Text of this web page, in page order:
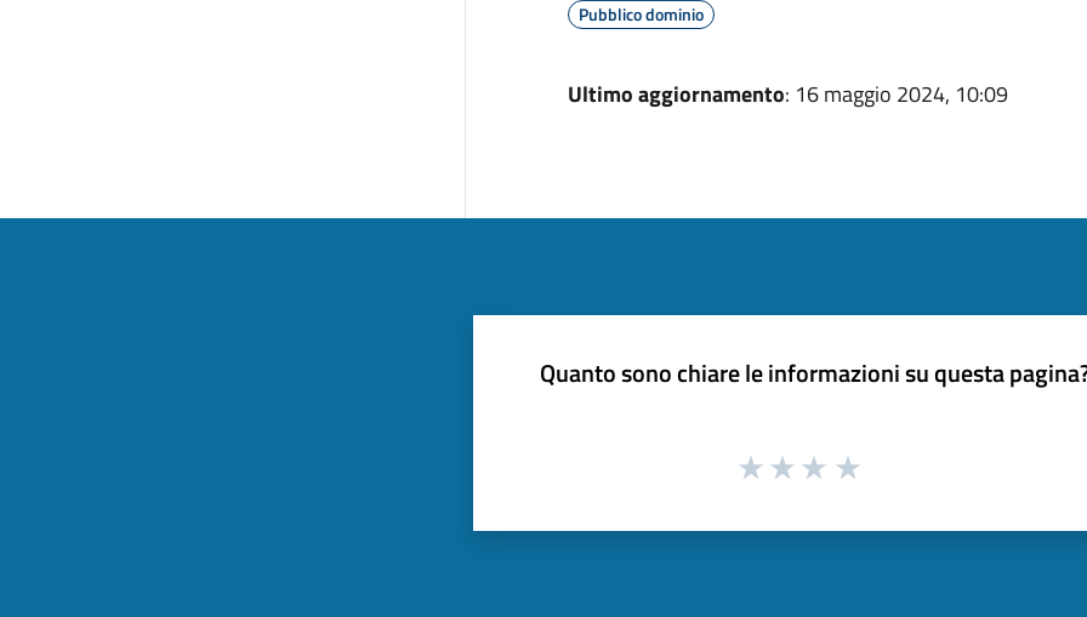
Pubblico dominio
Ultimo aggiornamento: 16 maggio 2024, 10:09
Quanto sono chiare le informazioni su questa